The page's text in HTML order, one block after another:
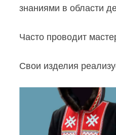
знаниями в области
Часто проводит
Свои изделия